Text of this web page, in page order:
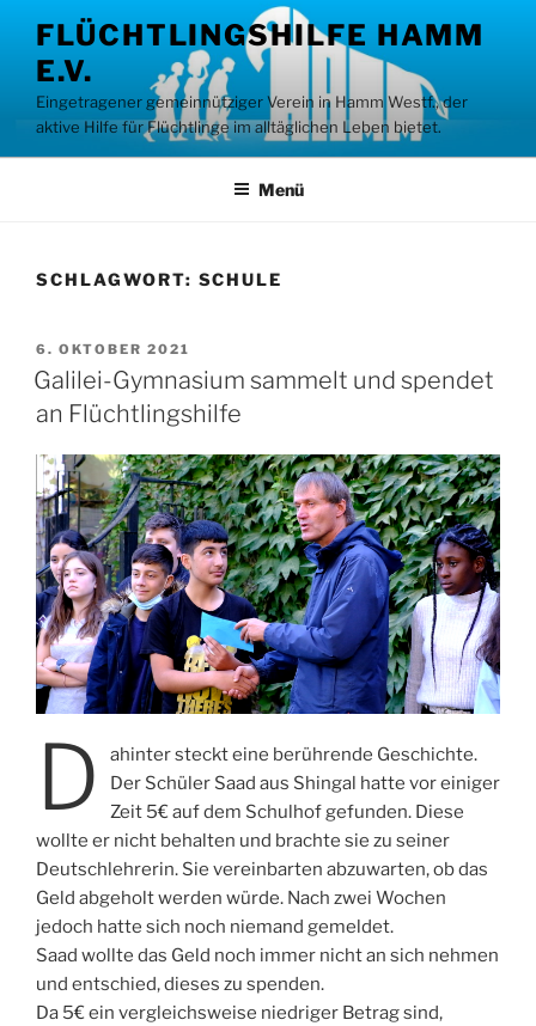
Inhalt
springen
FLÜCHTLINGSHILFE HAMM
E.V.
Eingetragener gemeinnütziger Verein in Hamm Westf., der
aktive Hilfe für Flüchtlinge im alltäglichen Leben bietet.
Menü
SCHLAGWORT: SCHULE
VERÖFFENTLICHT
AM
6. OKTOBER 2021
Galilei-Gymnasium sammelt und spendet
an Flüchtlingshilfe
D
ahinter steckt eine berührende Geschichte.
Der Schüler Saad aus Shingal hatte vor einiger
Zeit 5€ auf dem Schulhof gefunden. Diese
wollte er nicht behalten und brachte sie zu seiner
Deutschlehrerin. Sie vereinbarten abzuwarten, ob das
Geld abgeholt werden würde. Nach zwei Wochen
jedoch hatte sich noch niemand gemeldet.
Saad wollte das Geld noch immer nicht an sich nehmen
und entschied, dieses zu spenden.
Da 5€ ein vergleichsweise niedriger Betrag sind,